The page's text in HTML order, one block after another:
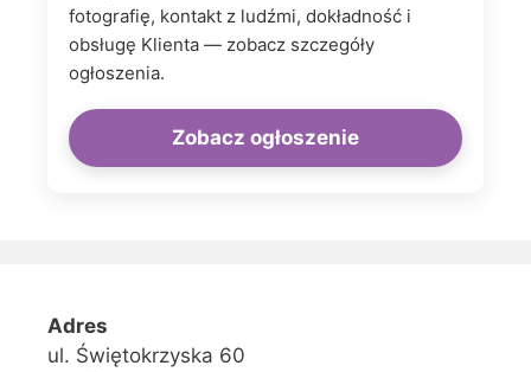
fotografię, kontakt z ludźmi, dokładność i
obsługę Klienta — zobacz szczegóły
ogłoszenia.
Zobacz ogłoszenie
Adres
ul. Świętokrzyska 60